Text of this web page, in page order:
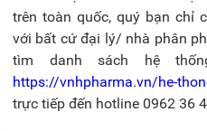
trên toàn quốc, quý bạn chỉ
với bất cứ đại lý/ nhà phân
tìm danh sách hệ
https://vnhpharma.vn/he-
trực tiếp đến hotline 0962 36